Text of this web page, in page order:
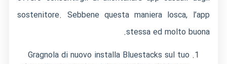
sostenitore. Sebbene questa maniera losca, l’app
stessa ed molto buona.
Gragnola di nuovo installa Bluestacks sul tuo